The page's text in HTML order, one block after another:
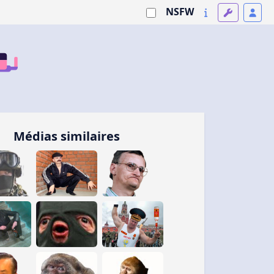
NSFW
Médias similaires